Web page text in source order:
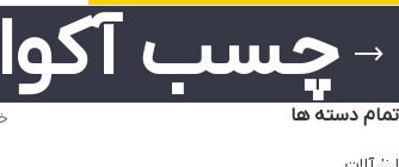
چسب
تمام دسته ها